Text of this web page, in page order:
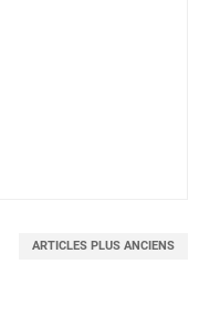
ARTICLES PLUS ANCIENS